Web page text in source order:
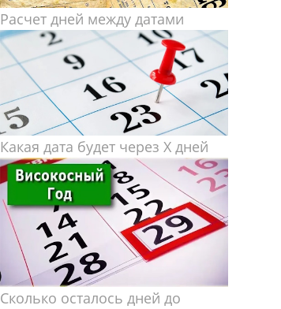
Расчет дней между датами
Какая дата будет через X дней
Сколько осталось дней до